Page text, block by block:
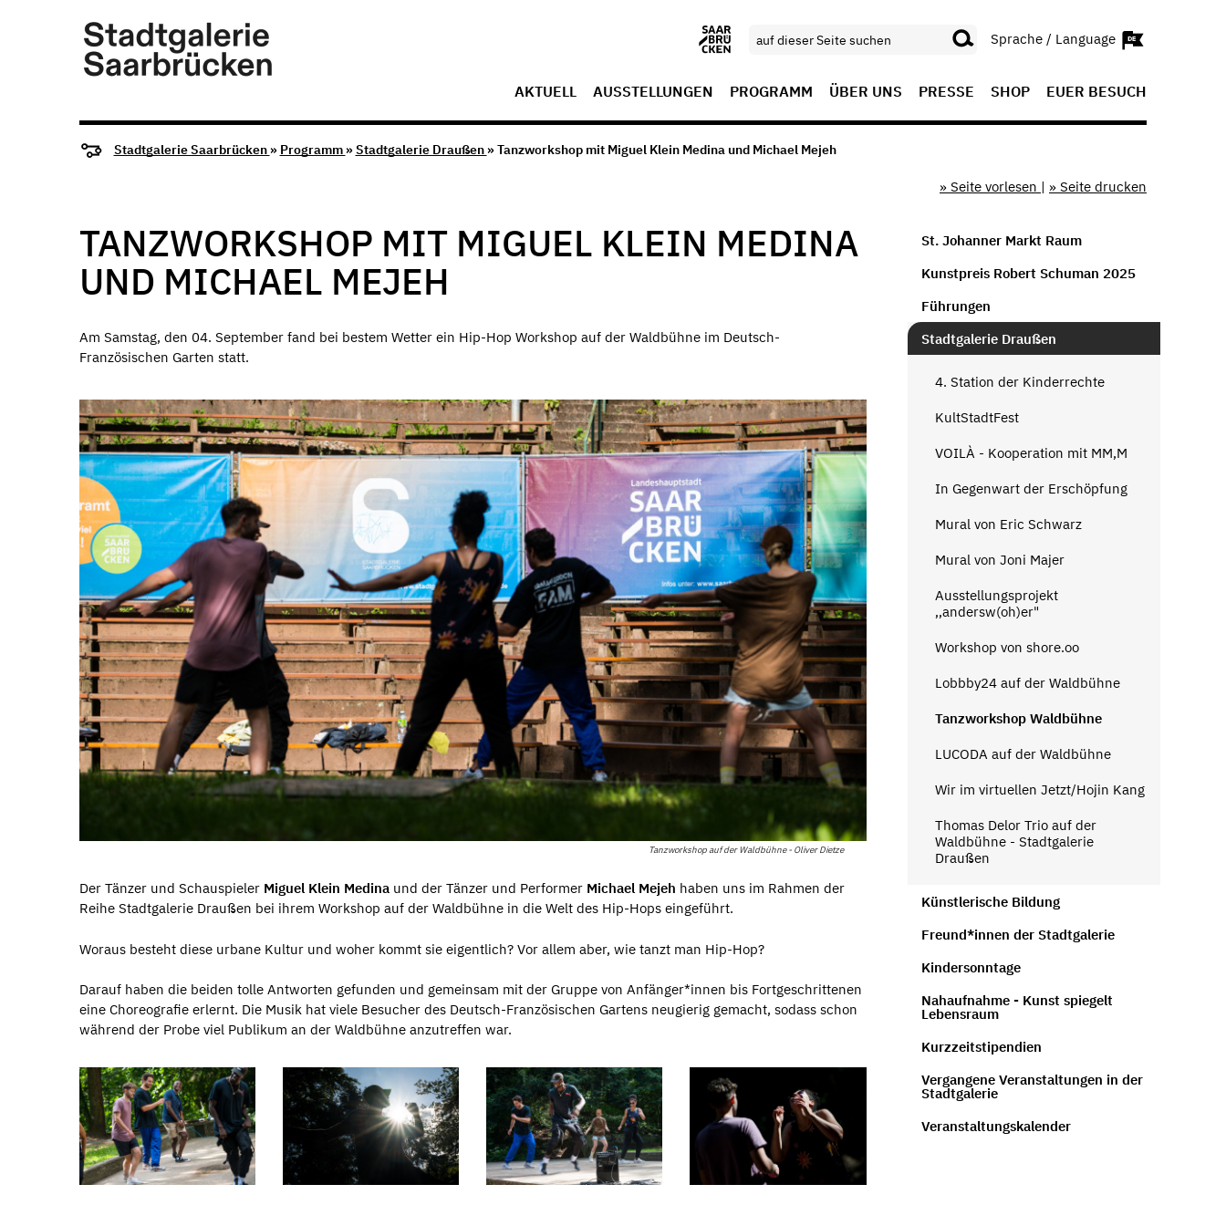
Sprache / Language
AKTUELL AUSSTELLUNGEN PROGRAMM ÜBER UNS PRESSE SHOP EUER BESUCH
Stadtgalerie Saarbrücken » Programm »Stadtgalerie Draußen » Tanzworkshop mit Miguel Klein Medina und Michael Mejeh
» Seite vorlesen | » Seite drucken
TANZWORKSHOP MIT MIGUEL KLEIN MEDINA
UND MICHAEL MEJEH
Am Samstag, den 04. September fand bei bestem Wetter ein Hip-Hop Workshop auf der Waldbühne im Deutsch-
Französischen Garten statt.
Tanzworkshop auf der Waldbühne - Oliver Dietze
Der Tänzer und Schauspieler Miguel Klein Medina und der Tänzer und Performer Michael Mejeh haben uns im Rahmen der
Reihe Stadtgalerie Draußen bei ihrem Workshop auf der Waldbühne in die Welt des Hip-Hops eingeführt.
Woraus besteht diese urbane Kultur und woher kommt sie eigentlich? Vor allem aber, wie tanzt man Hip-Hop?
Darauf haben die beiden tolle Antworten gefunden und gemeinsam mit der Gruppe von Anfänger*innen bis Fortgeschrittenen
eine Choreografie erlernt. Die Musik hat viele Besucher des Deutsch-Französischen Gartens neugierig gemacht, sodass schon
während der Probe viel Publikum an der Waldbühne anzutreffen war.
St. Johanner Markt Raum
Kunstpreis Robert Schuman 2025
Führungen
Stadtgalerie Draußen
4. Station der Kinderrechte
KultStadtFest
VOILÀ - Kooperation mit MM,M
In Gegenwart der Erschöpfung
Mural von Eric Schwarz
Mural von Joni Majer
Ausstellungsprojekt
‚‚andersw(oh)er"
Workshop von shore.oo
Lobbby24 auf der Waldbühne
Tanzworkshop Waldbühne
LUCODA auf der Waldbühne
Wir im virtuellen Jetzt/Hojin Kang
Thomas Delor Trio auf der
Waldbühne - Stadtgalerie
Draußen
Künstlerische Bildung
Freund*innen der Stadtgalerie
Kindersonntage
Nahaufnahme - Kunst spiegelt
Lebensraum
Kurzzeitstipendien
Vergangene Veranstaltungen in der
Stadtgalerie
Veranstaltungskalender